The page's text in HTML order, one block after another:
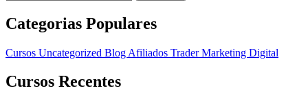
Categorias Populares
Cursos Uncategorized Blog Afiliados TraderMarketing Digital
Cursos Recentes